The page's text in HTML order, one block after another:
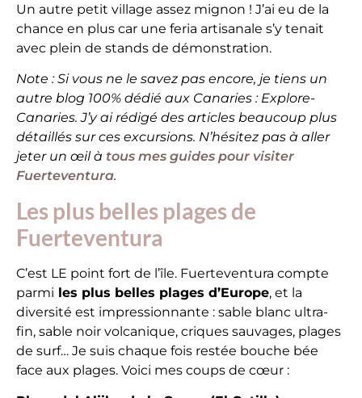
Un autre petit village assez mignon ! J’ai eu de la
chance en plus car une feria artisanale s’y tenait
avec plein de stands de démonstration.
Note : Si vous ne le savez pas encore, je tiens un
autre blog 100% dédié aux Canaries : Explore-
Canaries. J’y ai rédigé des articles beaucoup plus
détaillés sur ces excursions. N’hésitez pas à aller
jeter un œil à tous mes guides pour visiter
Fuerteventura.
Les plus belles plages de
Fuerteventura
C’est LE point fort de l’île. Fuerteventura compte
parmi les plus belles plages d’Europe, et la
diversité est impressionnante : sable blanc ultra-
fin, sable noir volcanique, criques sauvages, plages
de surf… Je suis chaque fois restée bouche bée
face aux plages. Voici mes coups de cœur :